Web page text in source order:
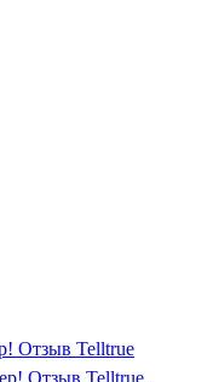
Отзыв Telltrue
Отзыв Telltrue